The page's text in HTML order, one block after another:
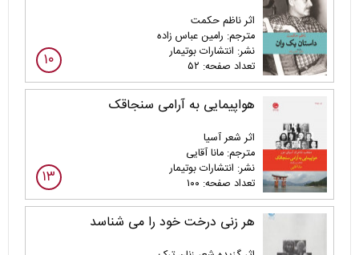
اثر ناظم حکمت
مترجم: رامین عباس زاده
نشر: انتشارات بوتیمار
تعداد صفحه: ۵۲
۱۰
هواپیمایی به آرامی سنجاقک
اثر شعر آسیا
مترجم: مانا آقایی
نشر: انتشارات بوتیمار
تعداد صفحه: ۱۰۰
۱۳
هر زنی درخت خود را می شناسد